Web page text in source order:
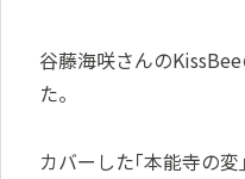
谷藤海咲さんの
た。
カバーした｢本能寺の